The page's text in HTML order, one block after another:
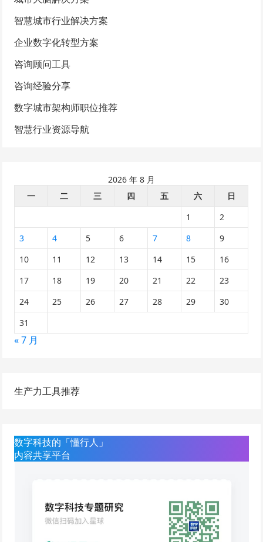
智慧城市行业解决方案
企业数字化转型方案
咨询顾问工具
咨询经验分享
数字城市架构师职位推荐
智慧行业资源导航
2026 年 8 月
一
二 三 四 五 六
日
1
2
3
4 5 6 7 8
9
10
11 12 13 14 15
16
17
18 19 20 21 22
23
24
25 26 27 28 29
30
31
« 7 月
生产力工具推荐
数字科技的「懂行人」
内容共享平台